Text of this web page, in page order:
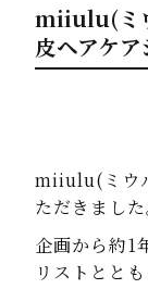
miiulu(ミ
皮ヘアケア
miiulu(ミウ
ただきました
企画から約1
リストとと